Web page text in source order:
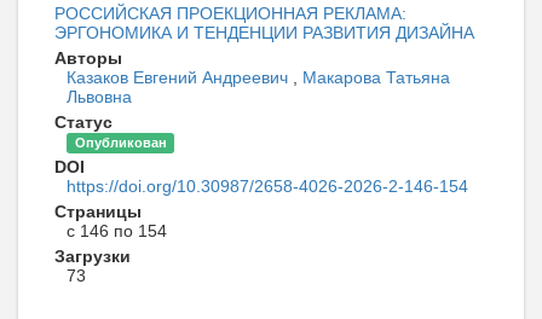
РОССИЙСКАЯ ПРОЕКЦИОННАЯ РЕКЛАМА:
ЭРГОНОМИКА И ТЕНДЕНЦИИ РАЗВИТИЯ ДИЗАЙНА
Авторы
Казаков Евгений Андреевич
Макарова Татьяна
Львовна
Статус
Опубликован
DOI
https://doi.org/10.30987/2658-4026-2026-2-146-154
Страницы
с 146 по 154
Загрузки
73